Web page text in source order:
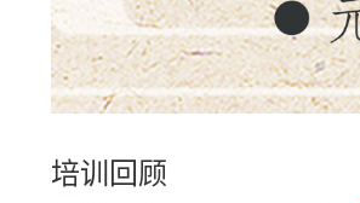
培训回顾